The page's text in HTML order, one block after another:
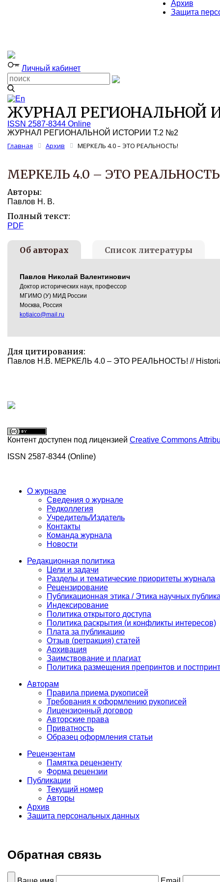
Архив
Защита
Личный кабинет
ISSN 2587-8344 Online
ЖУРНАЛ РЕГИОНАЛЬНОЙ ИСТОРИИ Т.2 №2
Главная Архив МЕРКЕЛЬ 4.0 – ЭТО РЕАЛЬНОСТЬ!
ЖУРНАЛ РЕГИОНАЛЬНОЙ
МЕРКЕЛЬ 4.0 – ЭТО
Авторы:
Павлов Н. В.
Полный текст:
PDF
Об авторах
Павлов Николай Валентинович
Доктор исторических наук, профессор
МГИМО (У) МИД России
Москва, Россия
kotjaico@mail.ru
Список литературы
Для цитирования:
Павлов Н.В. МЕРКЕЛЬ 4.0 – ЭТО РЕАЛЬНОСТЬ! // Historia
Контент доступен под лицензией Creative Commons
ISSN 2587-8344 (Online)
О журнале
Сведения о журнале
Редколлегия
Учредитель/Издатель
Контакты
Команда журнала
Новости
Редакционная политика
Цели и задачи
Разделы и тематические приоритеты журнала
Рецензирование
Публикационная этика / Этика научных
Индексирование
Политика открытого доступа
Политика раскрытия (и конфликты интересов)
Плата за публикацию
Отзыв (ретракция) статей
Архивация
Заимствование и плагиат
Политика размещения препринтов и
Авторам
Правила приема рукописей
Требования к оформлению рукописей
Лицензионный договор
Авторские права
Приватность
Образец оформления статьи
Рецензентам
Памятка рецензенту
Форма рецензии
Публикации
Текущий номер
Авторы
Архив
Защита персональных данных
Обратная связь